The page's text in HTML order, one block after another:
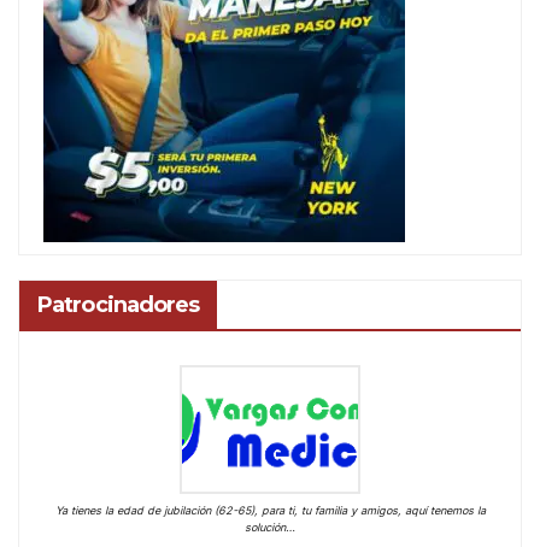
Patrocinadores
Ya tienes la edad de jubilación (62-65), para ti, tu familia y amigos, aquí tenemos la
solución…